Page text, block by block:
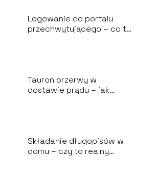
Logowanie do portalu
przechwytującego – co to
Tauron przerwy w
dostawie prądu – jak
Składanie długopisów w
domu – czy to realny